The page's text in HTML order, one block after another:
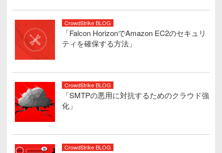
CrowdStrike BLOG
「Falcon HorizonでAmazon EC2のセキュリ
ティを確保する方法」
CrowdStrike BLOG
「SMTPの悪用に対抗するためのクラウド強
化」
CrowdStrike BLOG